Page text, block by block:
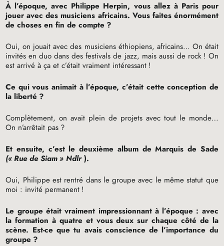
À l’époque, avec Philippe Herpin, vous allez à Paris pour
jouer avec des musiciens africains. Vous faites énormément
de choses en fin de compte ?
Oui, on jouait avec des musiciens éthiopiens, africains… On était
invités en duo dans des festivals de jazz, mais aussi de rock ! On
est arrivé à ça et c’était vraiment intéressant !
Ce qui vous animait à l’époque, c’était cette conception de
la liberté ?
Complètement, on avait plein de projets avec tout le monde…
On n’arrêtait pas ?
Et ensuite, c’est le deuxième album de Marquis de Sade
(«Rue de Siam» Ndlr).
Oui, Philippe est rentré dans le groupe avec le même statut que
moi : invité permanent !
Le groupe était vraiment impressionnant à l’époque : avec
la formation à quatre et vous deux sur chaque côté de la
scène. Est-ce que tu avais conscience de l’importance du
groupe ?